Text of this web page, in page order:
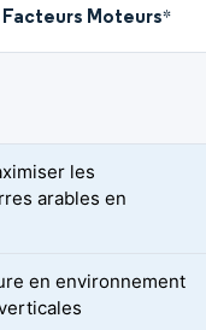
Moteurs*
les
arables en
en environnement